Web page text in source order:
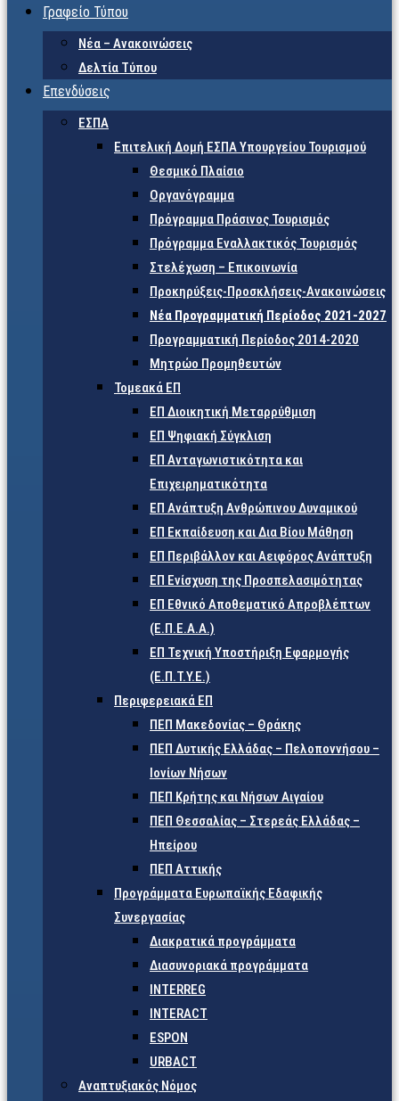
Γραφείο Τύπου
Νέα – Ανακοινώσεις
Δελτία Τύπου
Επενδύσεις
ΕΣΠΑ
Επιτελική Δομή ΕΣΠΑ Υπουργείου Τουρισμού
Θεσμικό Πλαίσιο
Οργανόγραμμα
Πρόγραμμα Πράσινος Τουρισμός
Πρόγραμμα Εναλλακτικός Τουρισμός
Στελέχωση – Επικοινωνία
Προκηρύξεις-Προσκλήσεις-Ανακοινώσεις
Νέα Προγραμματική Περίοδος 2021-2027
Προγραμματική Περίοδος 2014-2020
Μητρώο Προμηθευτών
Τομεακά ΕΠ
ΕΠ Διοικητική Μεταρρύθμιση
ΕΠ Ψηφιακή Σύγκλιση
ΕΠ Ανταγωνιστικότητα και
Επιχειρηματικότητα
ΕΠ Ανάπτυξη Ανθρώπινου Δυναμικού
ΕΠ Εκπαίδευση και Δια Βίου Μάθηση
ΕΠ Περιβάλλον και Αειφόρος Ανάπτυξη
ΕΠ Ενίσχυση της Προσπελασιμότητας
ΕΠ Εθνικό Αποθεματικό Απροβλέπτων
(Ε.Π.Ε.Α.Α.)
ΕΠ Τεχνική Υποστήριξη Εφαρμογής
(Ε.Π.Τ.Υ.Ε.)
Περιφερειακά ΕΠ
ΠΕΠ Μακεδονίας – Θράκης
ΠΕΠ Δυτικής Ελλάδας – Πελοποννήσου –
Ιονίων Νήσων
ΠΕΠ Κρήτης και Νήσων Αιγαίου
ΠΕΠ Θεσσαλίας – Στερεάς Ελλάδας –
Ηπείρου
ΠΕΠ Αττικής
Προγράμματα Ευρωπαϊκής Εδαφικής
Συνεργασίας
Διακρατικά προγράμματα
Διασυνοριακά προγράμματα
INTERREG
INTERACT
ESPON
URBACT
Αναπτυξιακός Νόμος